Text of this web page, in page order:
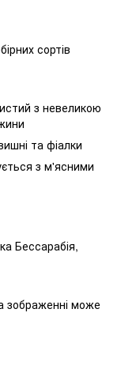
сортів
з невеликою
та фіалки
з м'ясними
Бессарабія,
зображенні може